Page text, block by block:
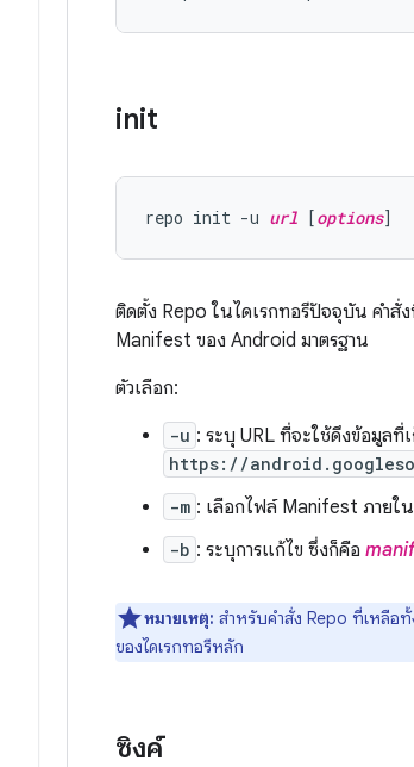
init
repo init -u url [options
ติดตั้ง Repo ในไดเรกทอรีปัจจุบัน คำสั่ง
Manifest ของ Android มาตรฐาน
ตัวเลือก:
-u : ระบุ URL ที่จะใช้ดึงข้อมูล
https://
-m : เลือกไฟล์ Manifest ภายใ
-b : ระบุการแก้ไข ซึ่งก็คือ
หมายเหตุ: สำหรับคำสั่ง Repo ที่เหลือ
ของไดเรกทอรีหลัก
ซิงค์